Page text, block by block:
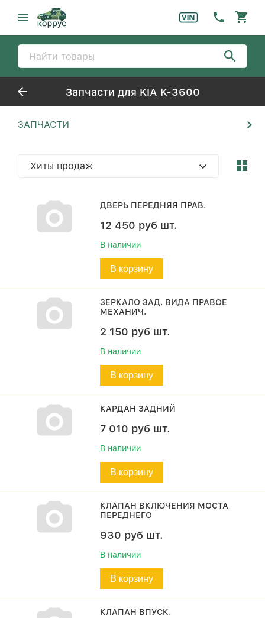
Запчасти для KIA K-3600
ЗАПЧАСТИ
Хиты продаж
ДВЕРЬ ПЕРЕДНЯЯ ПРАВ.
12 450 руб шт.
В наличии
В корзину
ЗЕРКАЛО ЗАД. ВИДА ПРАВОЕ
МЕХАНИЧ.
2 150 руб шт.
В наличии
В корзину
КАРДАН ЗАДНИЙ
7 010 руб шт.
В наличии
В корзину
КЛАПАН ВКЛЮЧЕНИЯ МОСТА
ПЕРЕДНЕГО
930 руб шт.
В наличии
В корзину
КЛАПАН ВПУСК.